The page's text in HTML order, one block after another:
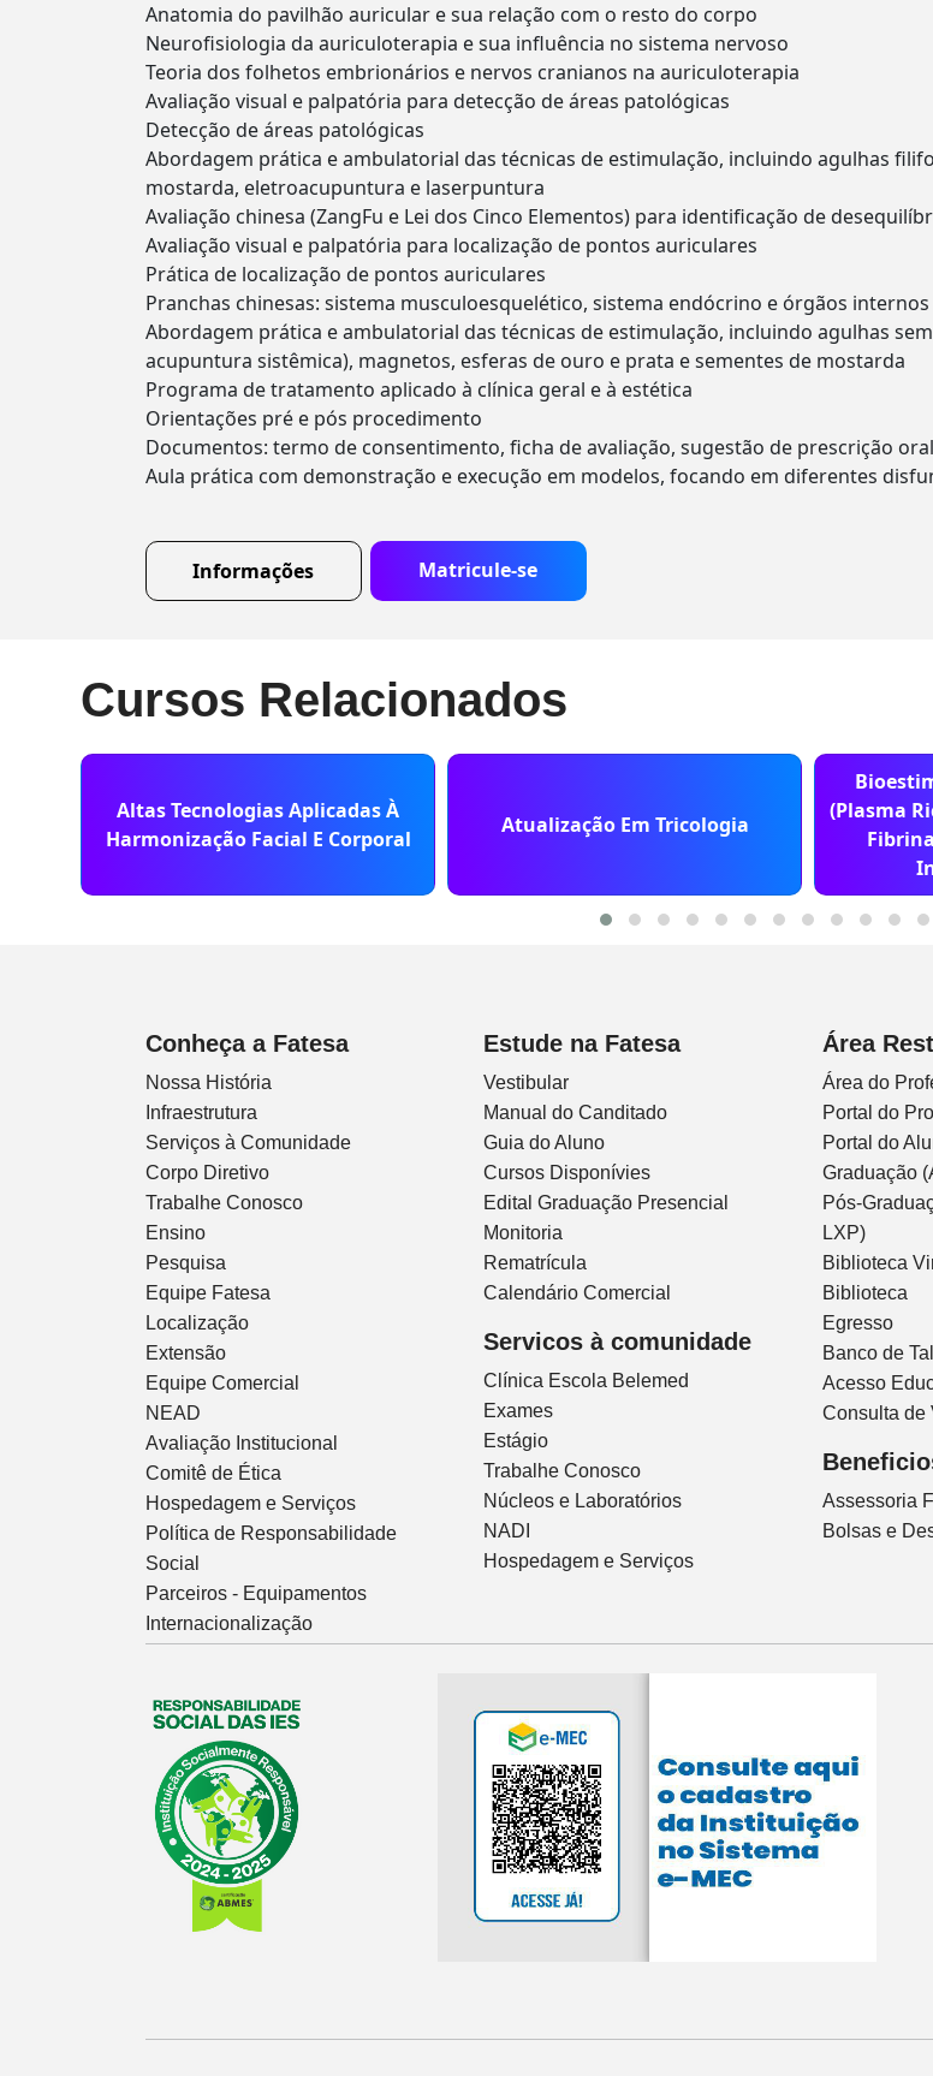
Anatomia do pavilhão auricular e sua relação com o resto do corpo
Neurofisiologia da auriculoterapia e sua influência no sistema nervoso
Teoria dos folhetos embrionários e nervos cranianos na auriculoterapia
Avaliação visual e palpatória para detecção de áreas patológicas
Detecção de áreas patológicas
Abordagem prática e ambulatorial das técnicas de estimulação, incluindo agulhas
mostarda, eletroacupuntura e laserpuntura
Avaliação chinesa (ZangFu e Lei dos Cinco Elementos) para identificação de
Avaliação visual e palpatória para localização de pontos auriculares
Prática de localização de pontos auriculares
Pranchas chinesas: sistema musculoesquelético, sistema endócrino e órgãos
Abordagem prática e ambulatorial das técnicas de estimulação, incluindo agulhas
acupuntura sistêmica), magnetos, esferas de ouro e prata e sementes de mostarda
Programa de tratamento aplicado à clínica geral e à estética
Orientações pré e pós procedimento
Documentos: termo de consentimento, ficha de avaliação, sugestão de prescrição
Aula prática com demonstração e execução em modelos, focando em diferentes
Informações Matricule-se
Cursos Relacionados
Altas Tecnologias Aplicadas À
Harmonização Facial E Corporal
Atualização Em Tricologia
(Plasma
Conheça a Fatesa
Nossa História
Infraestrutura
Serviços à Comunidade
Corpo Diretivo
Trabalhe Conosco
Ensino
Pesquisa
Equipe Fatesa
Localização
Extensão
Equipe Comercial
NEAD
Avaliação Institucional
Comitê de Ética
Hospedagem e Serviços
Política de Responsabilidade
Social
Parceiros - Equipamentos
Internacionalização
Estude na Fatesa
Vestibular
Manual do Canditado
Guia do Aluno
Cursos Disponívies
Edital Graduação Presencial
Monitoria
Rematrícula
Calendário Comercial
Servicos à comunidade
Clínica Escola Belemed
Exames
Estágio
Trabalhe Conosco
Núcleos e Laboratórios
NADI
Hospedagem e Serviços
Área
Área do
Portal do
Portal do
Graduação
Pós-
LXP)
Biblioteca
Biblioteca
Egresso
Banco de
Acesso
Consulta de
Assessoria
Bolsas e